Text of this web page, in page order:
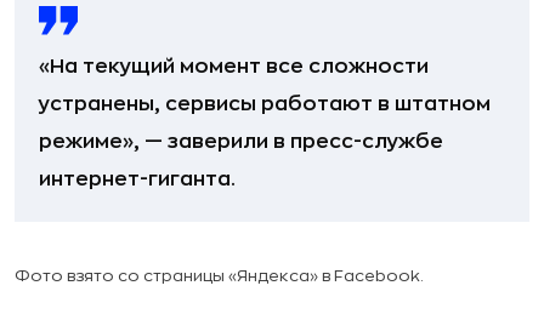
«На текущий момент все сложности
устранены, сервисы работают в штатном
режиме», — заверили в пресс-службе
интернет-гиганта.
Фото взято со страницы «Яндекса» в Facebook.